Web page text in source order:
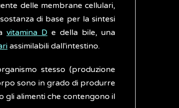
delle membrane cellulari,
di base per la sintesi
vitamina D e della bile, una
assimilabili dall'intestino.
stesso (produzione
sono in grado di produrre
gli alimenti che contengono il